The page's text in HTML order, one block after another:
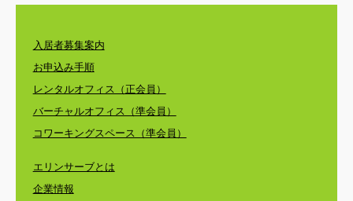
入居者募集案内
お申込み手順
レンタルオフィス（正会員）
バーチャルオフィス（準会員）
コワーキングスペース（準会員）
エリンサーブとは
企業情報